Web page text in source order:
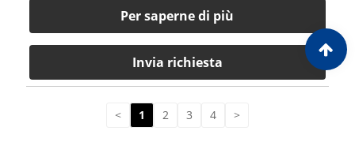
Per saperne di più
Invia richiesta
< 1 2 3 4 >